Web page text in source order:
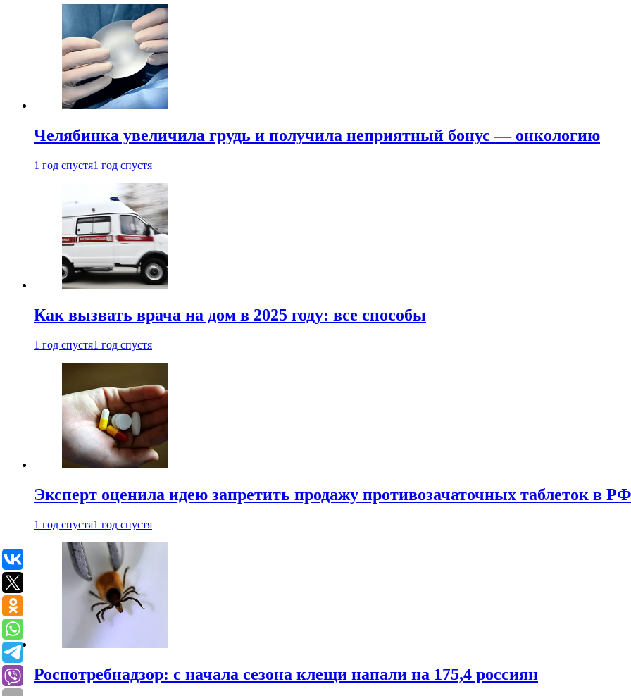
Челябинка увеличила грудь и получила неприятный бонус — онкологию
1 год спустя1 год спустя
Как вызвать врача на дом в 2025 году: все способы
1 год спустя1 год спустя
Эксперт оценила идею запретить продажу противозачаточных таблеток в РФ
1 год спустя1 год спустя
Роспотребнадзор: с начала сезона клещи напали на 175,4 россиян